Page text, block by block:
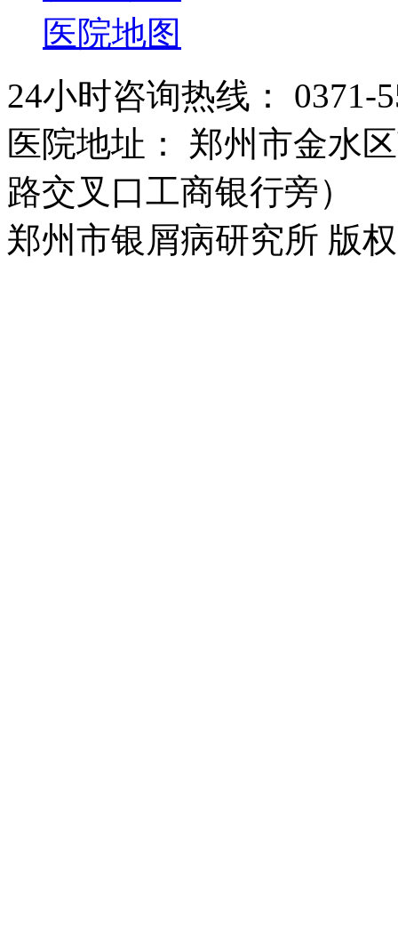
医院地图
24小时咨询热线： 0371-
医院地址： 郑州市金水
路交叉口工商银行旁）
郑州市银屑病研究所 版